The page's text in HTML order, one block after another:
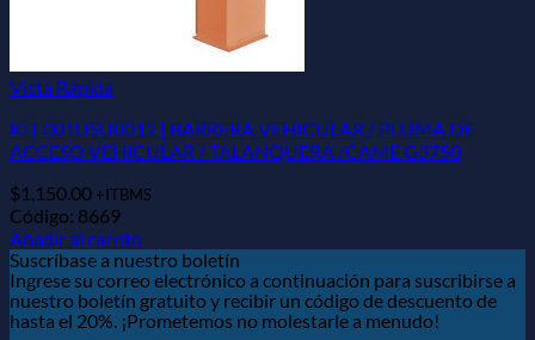
Vista Rápida
KIT 001USU0012 | BARRERA VEHICULAR / PLUMA DE
ACCESO VEHICULAR / TALANQUERA /CAME G3750
$1,150.00 +ITBMS
Código: 8669
Añadir al carrito
Suscríbase a nuestro boletín
Ingrese su correo electrónico a continuación para suscribirse a
nuestro boletín gratuito y recibir un código de descuento de
hasta el 20%. ¡Prometemos no molestarle a menudo!